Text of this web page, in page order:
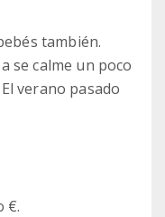
también.
se calme un poco
verano pasado
€.